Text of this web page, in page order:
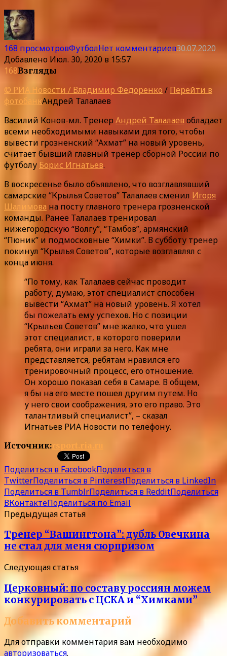
168 просмотровФутболНет комментариев30.07.2020
Добавлено Июл. 30, 2020 в 15:57
168Взгляды
© РИА Новости / Владимир Федоренко / Перейти в
фотобанкАндрей Талалаев
Василий Конов-мл. Тренер Андрей Талалаев обладает
всеми необходимыми навыками для того, чтобы
вывести грозненский “Ахмат” на новый уровень,
считает бывший главный тренер сборной России по
футболу Борис Игнатьев.
В воскресенье было объявлено, что возглавлявший
самарские “Крылья Советов” Талалаев сменил Игоря
Шалимова на посту главного тренера грозненской
команды. Ранее Талалаев тренировал
нижегородскую “Волгу”, “Тамбов”, армянский
“Пюник” и подмосковные “Химки”. В субботу тренер
покинул “Крылья Советов”, которые возглавлял с
конца июня.
“По тому, как Талалаев сейчас проводит
работу, думаю, этот специалист способен
вывести “Ахмат” на новый уровень. Я хотел
бы пожелать ему успехов. Но с позиции
“Крыльев Советов” мне жалко, что ушел
этот специалист, в которого поверили
ребята, они играли за него. Как мне
представляется, ребятам нравился его
тренировочный процесс, его отношение.
Он хорошо показал себя в Самаре. В общем,
я бы на его месте пошел другим путем. Но
у него свои соображения, это его право. Это
талантливый специалист”, – сказал
Игнатьев РИА Новости по телефону.
Источник:rsport.ria.ru
Поделиться в FacebookПоделиться в
TwitterПоделиться в PinterestПоделиться в LinkedIn
Поделиться в TumblrПоделиться в RedditПоделиться
ВКонтактеПоделиться по Email
Предыдущая статья
Тренер “Вашингтона”: дубль Овечкина
не стал для меня сюрпризом
Следующая статья
Церковный: по составу россиян можем
конкурировать с ЦСКА и “Химками”
Добавить комментарий
Для отправки комментария вам необходимо
авторизоваться.